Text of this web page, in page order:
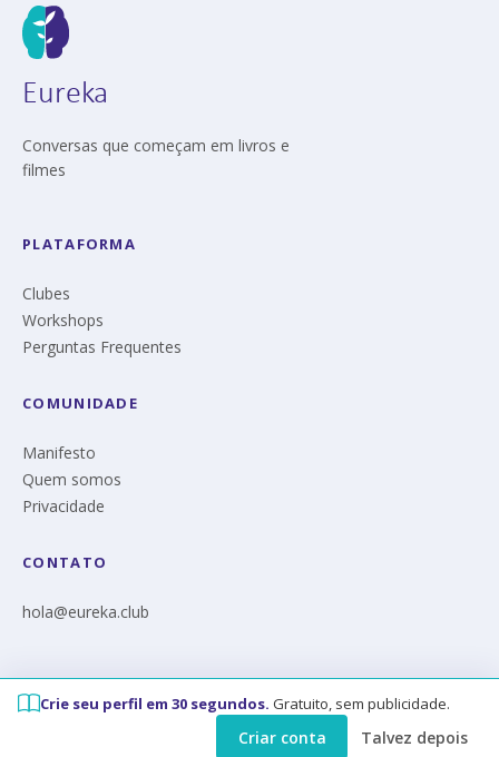
Eureka
Conversas que começam em livros e
filmes
PLATAFORMA
Clubes
Workshops
Perguntas Frequentes
COMUNIDADE
Manifesto
Quem somos
Privacidade
CONTATO
hola@eureka.club
© Eureka 2026
Crie seu perfil em 30 segundos. Gratuito, sem publicidade.
Criar conta Talvez depois